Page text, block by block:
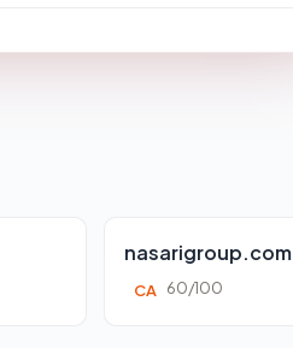
nasarigroup.com
CA 60/100